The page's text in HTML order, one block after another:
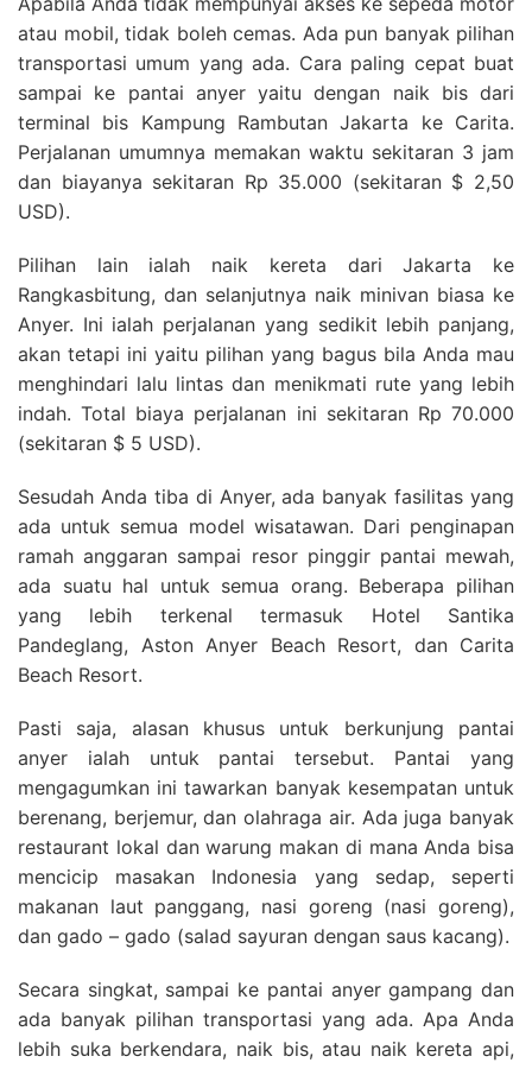
atau mobil, tidak boleh cemas. Ada pun banyak pilihan
transportasi umum yang ada. Cara paling cepat buat
sampai ke pantai anyer yaitu dengan naik bis dari
terminal bis Kampung Rambutan Jakarta ke Carita.
Perjalanan umumnya memakan waktu sekitaran 3 jam
dan biayanya sekitaran Rp 35.000 (sekitaran $ 2,50
USD).
Pilihan lain ialah naik kereta dari Jakarta ke
Rangkasbitung, dan selanjutnya naik minivan biasa ke
Anyer. Ini ialah perjalanan yang sedikit lebih panjang,
akan tetapi ini yaitu pilihan yang bagus bila Anda mau
menghindari lalu lintas dan menikmati rute yang lebih
indah. Total biaya perjalanan ini sekitaran Rp 70.000
(sekitaran $ 5 USD).
Sesudah Anda tiba di Anyer, ada banyak fasilitas yang
ada untuk semua model wisatawan. Dari penginapan
ramah anggaran sampai resor pinggir pantai mewah,
ada suatu hal untuk semua orang. Beberapa pilihan
yang lebih terkenal termasuk Hotel Santika
Pandeglang, Aston Anyer Beach Resort, dan Carita
Beach Resort.
Pasti saja, alasan khusus untuk berkunjung pantai
anyer ialah untuk pantai tersebut. Pantai yang
mengagumkan ini tawarkan banyak kesempatan untuk
berenang, berjemur, dan olahraga air. Ada juga banyak
restaurant lokal dan warung makan di mana Anda bisa
mencicip masakan Indonesia yang sedap, seperti
makanan laut panggang, nasi goreng (nasi goreng),
dan gado – gado (salad sayuran dengan saus kacang).
Secara singkat, sampai ke pantai anyer gampang dan
ada banyak pilihan transportasi yang ada. Apa Anda
lebih suka berkendara, naik bis, atau naik kereta api,